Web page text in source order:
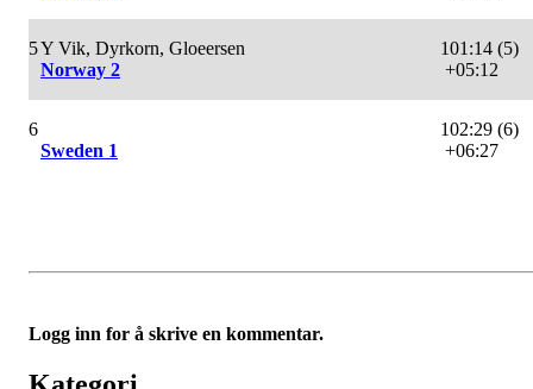
5Y Vik, Dyrkorn, Gloeersen
Norway 2
101:14 (5)
+05:12
6
Sweden 1
102:29 (6)
+06:27
Logg inn for å skrive en kommentar.